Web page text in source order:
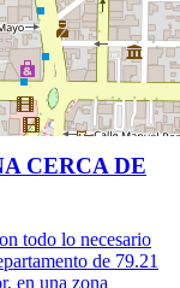
CERCA DE
todo lo necesario
de 79.21
en una zona